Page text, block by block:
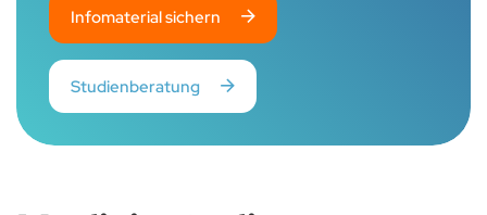
Infomaterial sichern
Studienberatung